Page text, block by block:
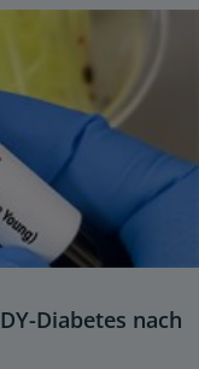
Diabetes nach